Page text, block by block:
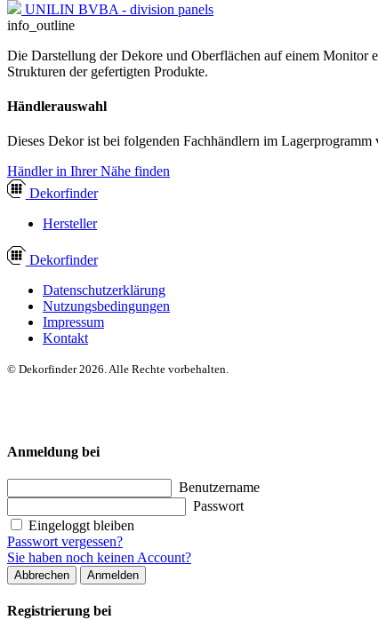
UNILIN BVBA - division panels
info_outline
Die Darstellung der Dekore und Oberflächen auf einem Monitor
Strukturen der gefertigten Produkte.
Händlerauswahl
Dieses Dekor ist bei folgenden Fachhändlern im Lagerprogramm
Händler in Ihrer Nähe finden
Dekorfinder
Hersteller
Dekorfinder
Datenschutzerklärung
Nutzungsbedingungen
Impressum
Kontakt
© Dekorfinder 2026. Alle Rechte vorbehalten.
Anmeldung bei
Benutzername
Passwort
Eingeloggt bleiben
Passwort vergessen?
Sie haben noch keinen Account?
Abbrechen Anmelden
Registrierung bei